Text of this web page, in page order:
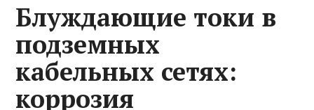
Блуждающие токи в
подземных
кабельных сетях:
коррозия